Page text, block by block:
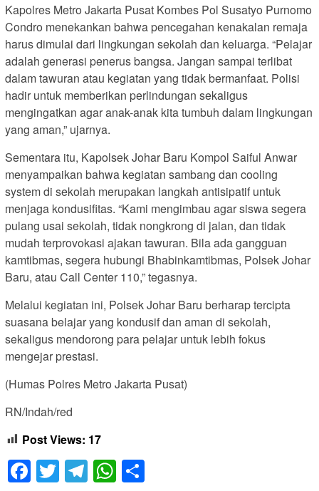
Kapolres Metro Jakarta Pusat Kombes Pol Susatyo Purnomo
Condro menekankan bahwa pencegahan kenakalan remaja
harus dimulai dari lingkungan sekolah dan keluarga. “Pelajar
adalah generasi penerus bangsa. Jangan sampai terlibat
dalam tawuran atau kegiatan yang tidak bermanfaat. Polisi
hadir untuk memberikan perlindungan sekaligus
mengingatkan agar anak-anak kita tumbuh dalam lingkungan
yang aman,” ujarnya.
Sementara itu, Kapolsek Johar Baru Kompol Saiful Anwar
menyampaikan bahwa kegiatan sambang dan cooling
system di sekolah merupakan langkah antisipatif untuk
menjaga kondusifitas. “Kami mengimbau agar siswa segera
pulang usai sekolah, tidak nongkrong di jalan, dan tidak
mudah terprovokasi ajakan tawuran. Bila ada gangguan
kamtibmas, segera hubungi Bhabinkamtibmas, Polsek Johar
Baru, atau Call Center 110,” tegasnya.
Melalui kegiatan ini, Polsek Johar Baru berharap tercipta
suasana belajar yang kondusif dan aman di sekolah,
sekaligus mendorong para pelajar untuk lebih fokus
mengejar prestasi.
(Humas Polres Metro Jakarta Pusat)
RN/Indah/red
Post Views: 17
Facebook
TwitterTelegram
WhatsApp